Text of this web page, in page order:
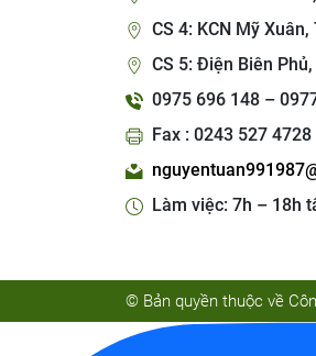
CS 4: KCN Mỹ
CS 5: Điện Biên
0975 696 148 –
Fax : 0243 527 4728
Làm việc: 7h – 18h
© Bản quyền thuộc về